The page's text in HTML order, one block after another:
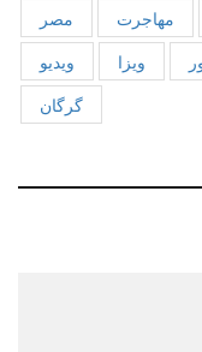
مصر
مهاجرت
ویدیو
ویزا
گرگان